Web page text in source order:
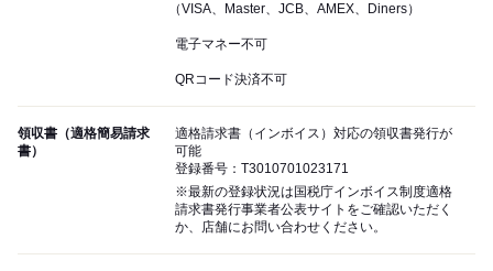
（VISA、Master、JCB、AMEX、Diners）
電子マネー不可
QRコード決済不可
領収書（適格簡易請求
書）
適格請求書（インボイス）対応の領収書発行が
可能
登録番号：T3010701023171
※最新の登録状況は国税庁インボイス制度適格
請求書発行事業者公表サイトをご確認いただく
か、店舗にお問い合わせください。